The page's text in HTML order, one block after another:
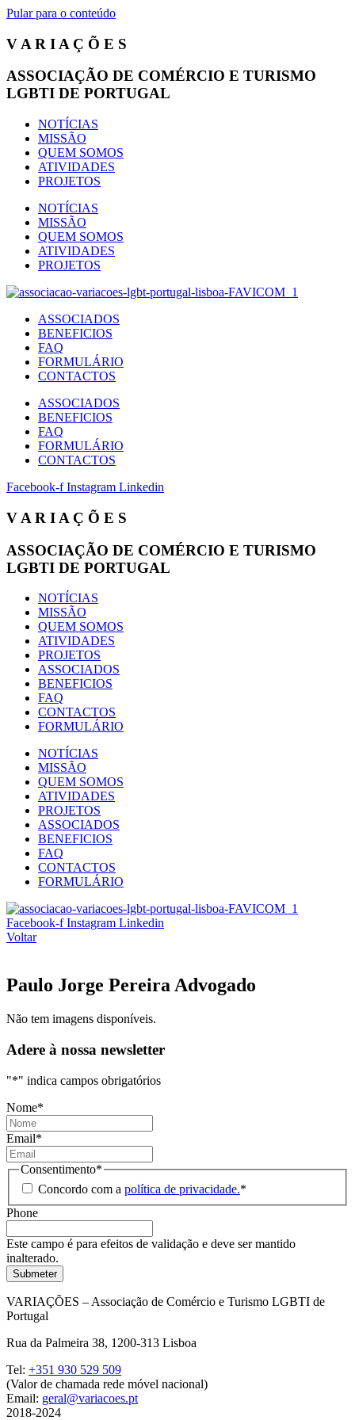
Pular para o conteúdo
V A R I A Ç Õ E S
ASSOCIAÇÃO DE COMÉRCIO E TURISMO
LGBTI DE PORTUGAL
NOTÍCIAS
MISSÃO
QUEM SOMOS
ATIVIDADES
PROJETOS
NOTÍCIAS
MISSÃO
QUEM SOMOS
ATIVIDADES
PROJETOS
ASSOCIADOS
BENEFICIOS
FAQ
FORMULÁRIO
CONTACTOS
ASSOCIADOS
BENEFICIOS
FAQ
FORMULÁRIO
CONTACTOS
Facebook-f Instagram Linkedin
V A R I A Ç Õ E S
ASSOCIAÇÃO DE COMÉRCIO E TURISMO
LGBTI DE PORTUGAL
NOTÍCIAS
MISSÃO
QUEM SOMOS
ATIVIDADES
PROJETOS
ASSOCIADOS
BENEFICIOS
FAQ
CONTACTOS
FORMULÁRIO
NOTÍCIAS
MISSÃO
QUEM SOMOS
ATIVIDADES
PROJETOS
ASSOCIADOS
BENEFICIOS
FAQ
CONTACTOS
FORMULÁRIO
Facebook-f Instagram Linkedin
Voltar
Paulo Jorge Pereira Advogado
Não tem imagens disponíveis.
Adere à nossa newsletter
"*" indica campos obrigatórios
Nome*
Email*
Consentimento*
Concordo com a política de privacidade.*
Phone
Este campo é para efeitos de validação e deve ser mantido
inalterado.
VARIAÇÕES – Associação de Comércio e Turismo LGBTI de
Portugal
Rua da Palmeira 38, 1200-313 Lisboa
Tel: +351 930 529 509
(Valor de chamada rede móvel nacional)
Email: geral@variacoes.pt
2018-2024